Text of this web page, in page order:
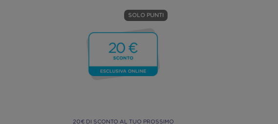
SOLO PUNTI
20€ DI SCONTO AL TUO PROSSIMO